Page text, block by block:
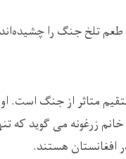
طعم تلخ جنگ را
متاثر از جنگ است.
می گوید که
افغانستان هستند.